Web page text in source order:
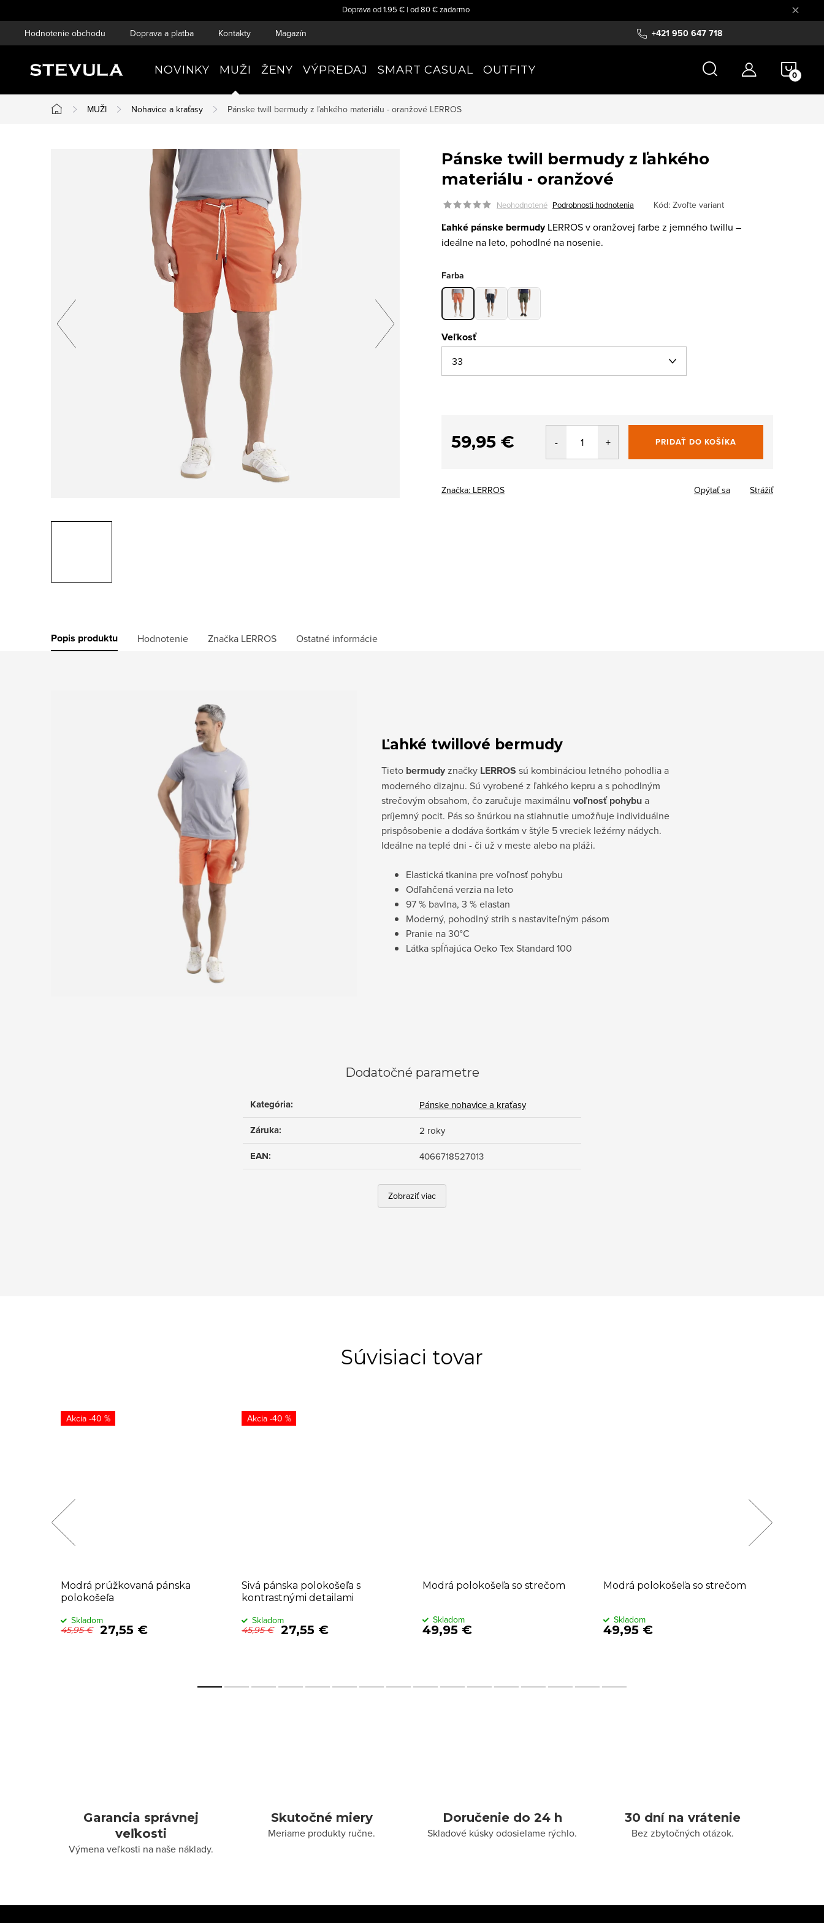
na
Doprava od 1.95 € | od 80 € zadarmo
+421 950 647 718
Hodnotenie obchodu Doprava a platba Kontakty Magazín
NOVINKY MUŽI ŽENY VÝPREDAJ SMART CASUAL OUTFITY
Domov
MUŽI Nohavice a kraťasy Pánske twill bermudy z ľahkého materiálu - oranžové LERROS
Pánske twill bermudy z ľahkého
materiálu - oranžové
Neohodnotené Podrobnosti hodnotenia Kód: Zvoľte variant
Ľahké pánske bermudyLERROS v oranžovej farbe z jemného twillu –
ideálne na leto, pohodlné na nosenie.
Farba
Veľkosť
59,95 €
Jednotková
cena:
PRIDAŤ DO KOŠÍKA
Značka: LERROS Opýtať sa Strážiť
Popis produktu Hodnotenie Značka LERROS Ostatné informácie
Ľahké twillové bermudy
Tieto bermudyznačky LERROS sú kombináciou letného pohodlia a
moderného dizajnu. Sú vyrobené z ľahkého kepru a s pohodlným
strečovým obsahom, čo zaručuje maximálnu voľnosť pohybua
príjemný pocit. Pás so šnúrkou na stiahnutie umožňuje individuálne
prispôsobenie a dodáva šortkám v štýle 5 vreciek ležérny nádych.
Ideálne na teplé dni - či už v meste alebo na pláži.
Elastická tkanina pre voľnosť pohybu
Odľahčená verzia na leto
97 % bavlna, 3 % elastan
Moderný, pohodlný strih s nastaviteľným pásom
Pranie na30°C
Látka spĺňajúca Oeko Tex Standard 100
Dodatočné parametre
Kategória: Pánske nohavice a kraťasy
Záruka: 2 roky
EAN: 4066718527013
Zobraziť viac
Súvisiaci tovar
-40 %
Modrá prúžkovaná pánska
polokošeľa
45,95 € 27,55 €
Skladom
-40 %
Sivá pánska polokošeľa s
kontrastnými detailami
45,95 € 27,55 €
Skladom
Modrá polokošeľa so strečom
49,95 €
Skladom
Modrá polokošeľa so strečom
49,95 €
Skladom
Garancia správnej
veľkosti
Výmena veľkosti na naše náklady.
Skutočné miery
Meriame produkty ručne.
Doručenie do 24 h
Skladové kúsky odosielame rýchlo.
30 dní na vrátenie
Bez zbytočných otázok.